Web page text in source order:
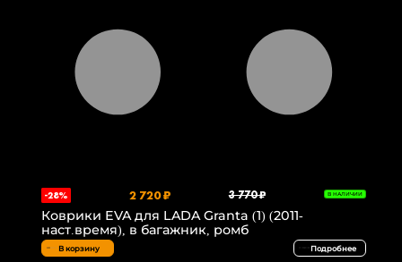
-28% 2 720 ₽ 3 770 ₽ В НАЛИЧИИ
Коврики EVA для LADA Granta (1) (2011-
наст.время), в багажник, ромб
В корзину Подробнее